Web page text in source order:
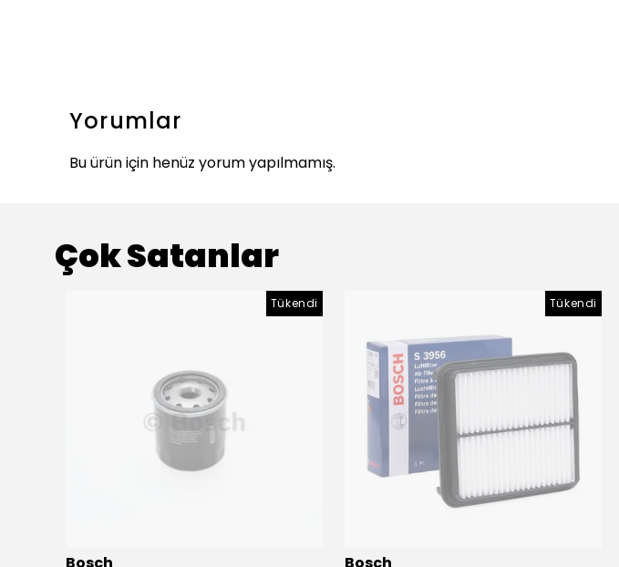
Yorumlar
Bu ürün için henüz yorum yapılmamış.
Çok Satanlar
Tükendi Tükendi